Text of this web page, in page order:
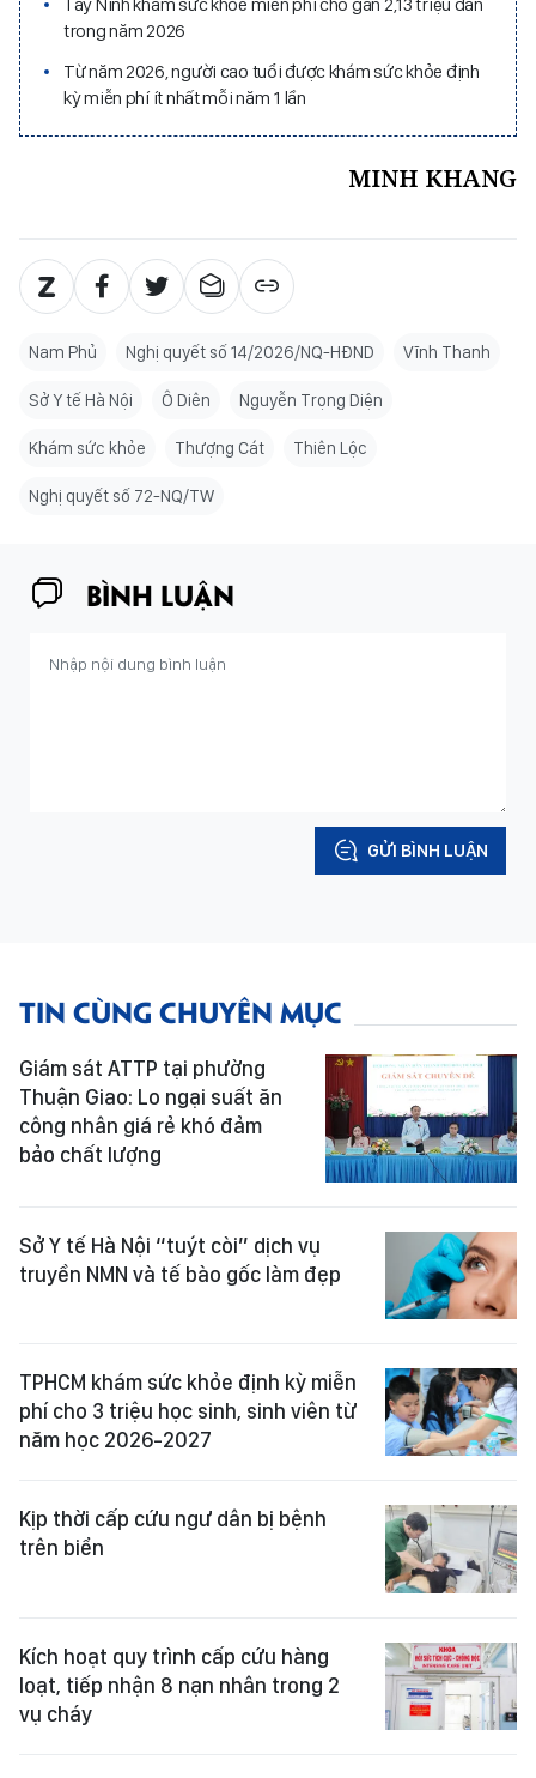
trong năm 2026
Từ năm 2026, người cao tuổi được khám sức khỏe định
kỳ miễn phí ít nhất mỗi năm 1 lần
MINH KHANG
Nam Phủ Nghị quyết số 14/2026/NQ-HĐND Vĩnh Thanh
Sở Y tế Hà Nội Ô Diên Nguyễn Trọng Diện
Khám sức khỏe Thượng Cát Thiên Lộc
Nghị quyết số 72-NQ/TW
BÌNH LUẬN
GỬI BÌNH LUẬN
TIN CÙNG CHUYÊN MỤC
Giám sát ATTP tại phường
Thuận Giao: Lo ngại suất ăn
công nhân giá rẻ khó đảm
bảo chất lượng
Sở Y tế Hà Nội “tuýt còi” dịch vụ
truyền NMN và tế bào gốc làm đẹp
TPHCM khám sức khỏe định kỳ miễn
phí cho 3 triệu học sinh, sinh viên từ
năm học 2026-2027
Kịp thời cấp cứu ngư dân bị bệnh
trên biển
Kích hoạt quy trình cấp cứu hàng
loạt, tiếp nhận 8 nạn nhân trong 2
vụ cháy